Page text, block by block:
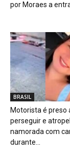
por Moraes a
BRASIL
Motorista é preso
perseguir e
namorada com
durante...